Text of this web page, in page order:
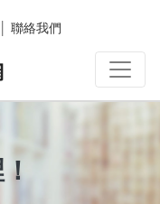
聯絡我們